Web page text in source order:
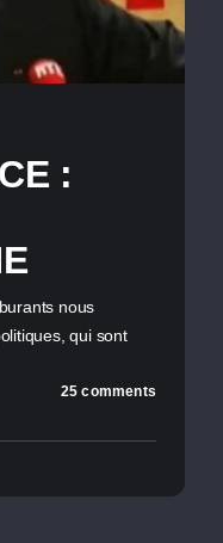
:
nous
qui sont
25 comments